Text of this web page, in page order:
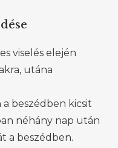
viselés elején
utána
beszédben kicsit
néhány nap után
a beszédben.